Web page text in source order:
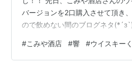
バージョンを2口購入させて頂き
ので飲めない間のブログネタ
#こみや酒店 #響 #ウイスキー